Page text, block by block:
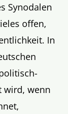
Synodalen
offen,
In
wird, wenn